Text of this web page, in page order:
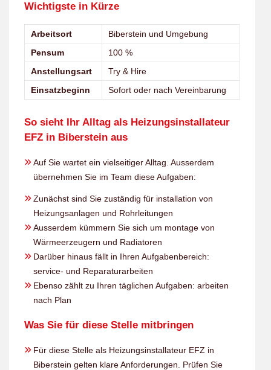
Wichtigste in Kürze
Arbeitsort
Biberstein und Umgebung
Pensum
100 %
Anstellungsart
Try & Hire
Einsatzbeginn
Sofort oder nach Vereinbarung
So sieht Ihr Alltag als Heizungsinstallateur
EFZ in Biberstein aus
Auf Sie wartet ein vielseitiger Alltag. Ausserdem
übernehmen Sie im Team diese Aufgaben:
Zunächst sind Sie zuständig für installation von
Heizungsanlagen und Rohrleitungen
Ausserdem kümmern Sie sich um montage von
Wärmeerzeugern und Radiatoren
Darüber hinaus fällt in Ihren Aufgabenbereich:
service- und Reparaturarbeiten
Ebenso zählt zu Ihren täglichen Aufgaben: arbeiten
nach Plan
Was Sie für diese Stelle mitbringen
Für diese Stelle als Heizungsinstallateur EFZ in
Biberstein gelten klare Anforderungen. Prüfen Sie